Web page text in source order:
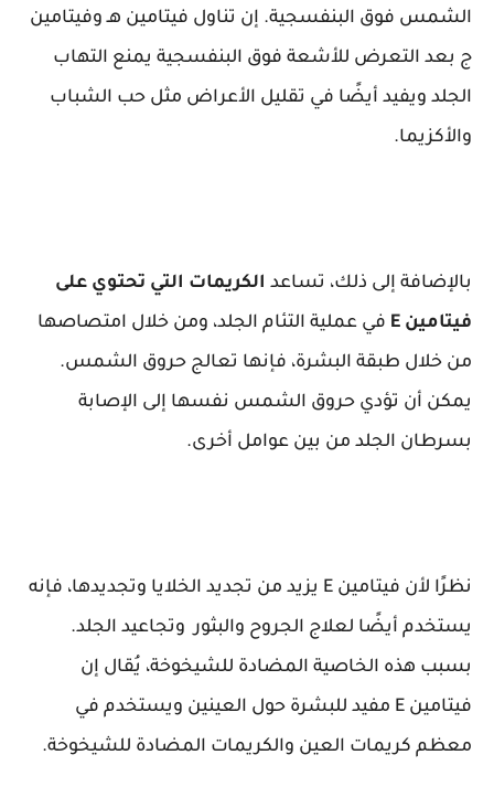
الشمس فوق البنفسجية. إن تناول فيتامين هـ وفيتامين
ج بعد التعرض للأشعة فوق البنفسجية يمنع التهاب
الجلد ويفيد أيضًا في تقليل الأعراض مثل حب الشباب
والأكزيما.
بالإضافة إلى ذلك، تساعد الكريمات التي تحتوي على
فيتامين E
في عملية التئام الجلد، ومن خلال امتصاصها
من خلال طبقة البشرة، فإنها تعالج حروق الشمس.
يمكن أن تؤدي حروق الشمس نفسها إلى الإصابة
بسرطان الجلد من بين عوامل أخرى.
نظرًا لأن فيتامين E يزيد من تجديد الخلايا وتجديدها، فإنه
يستخدم أيضًا لعلاج الجروح والبثور وتجاعيد الجلد.
بسبب هذه الخاصية المضادة للشيخوخة، يُقال إن
فيتامين E مفيد للبشرة حول العينين ويستخدم في
معظم كريمات العين والكريمات المضادة للشيخوخة.